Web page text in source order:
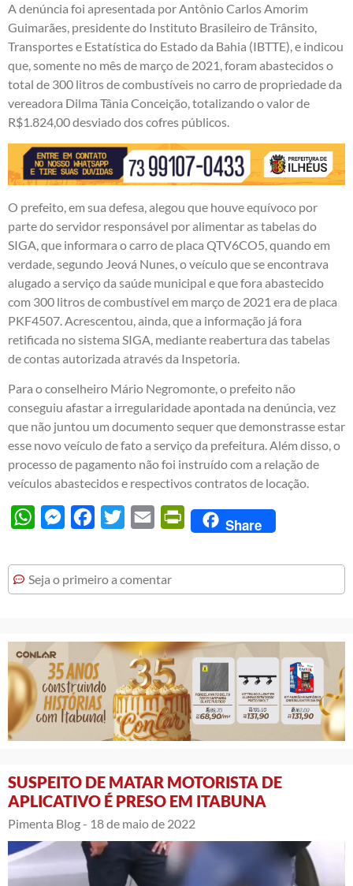
A denúncia foi apresentada por Antônio Carlos Amorim
Guimarães, presidente do Instituto Brasileiro de Trânsito,
Transportes e Estatística do Estado da Bahia (IBTTE), e indicou
que, somente no mês de março de 2021, foram abastecidos o
total de 300 litros de combustíveis no carro de propriedade da
vereadora Dilma Tânia Conceição, totalizando o valor de
R$1.824,00 desviado dos cofres públicos.
O prefeito, em sua defesa, alegou que houve equívoco por
parte do servidor responsável por alimentar as tabelas do
SIGA, que informara o carro de placa QTV6CO5, quando em
verdade, segundo Jeová Nunes, o veículo que se encontrava
alugado a serviço da saúde municipal e que fora abastecido
com 300 litros de combustível em março de 2021 era de placa
PKF4507. Acrescentou, ainda, que a informação já fora
retificada no sistema SIGA, mediante reabertura das tabelas
de contas autorizada através da Inspetoria.
Para o conselheiro Mário Negromonte, o prefeito não
conseguiu afastar a irregularidade apontada na denúncia, vez
que não juntou um documento sequer que demonstrasse estar
esse novo veículo de fato a serviço da prefeitura. Além disso, o
processo de pagamento não foi instruído com a relação de
veículos abastecidos e respectivos contratos de locação.
WhatsAppMessengerFacebook
Twitter Email PrintFriendly
Share
Seja o primeiro a comentar
SUSPEITO DE MATAR MOTORISTA DE
APLICATIVO É PRESO EM ITABUNA
Pimenta Blog - 18 de maio de 2022